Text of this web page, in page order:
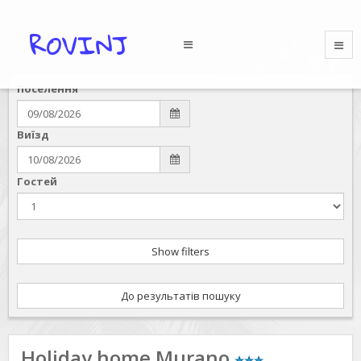
Поселення
Виїзд
Гостей
Show filters
До результатів пошуку